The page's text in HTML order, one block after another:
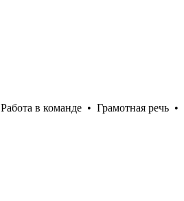
Работа в команде • Грамотная речь •